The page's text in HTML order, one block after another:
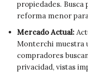
propiedades. Busca
reforma menor
Mercado Actual:
Monterchi muestra
compradores
privacidad, vistas